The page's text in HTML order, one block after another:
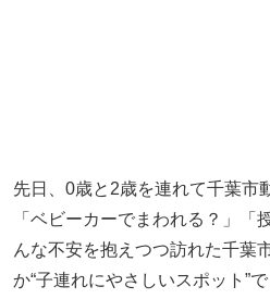
先日、0歳と2歳を連れて千葉市
「ベビーカーでまわれる？」「
んな不安を抱えつつ訪れた千葉
か“子連れにやさしいスポット”